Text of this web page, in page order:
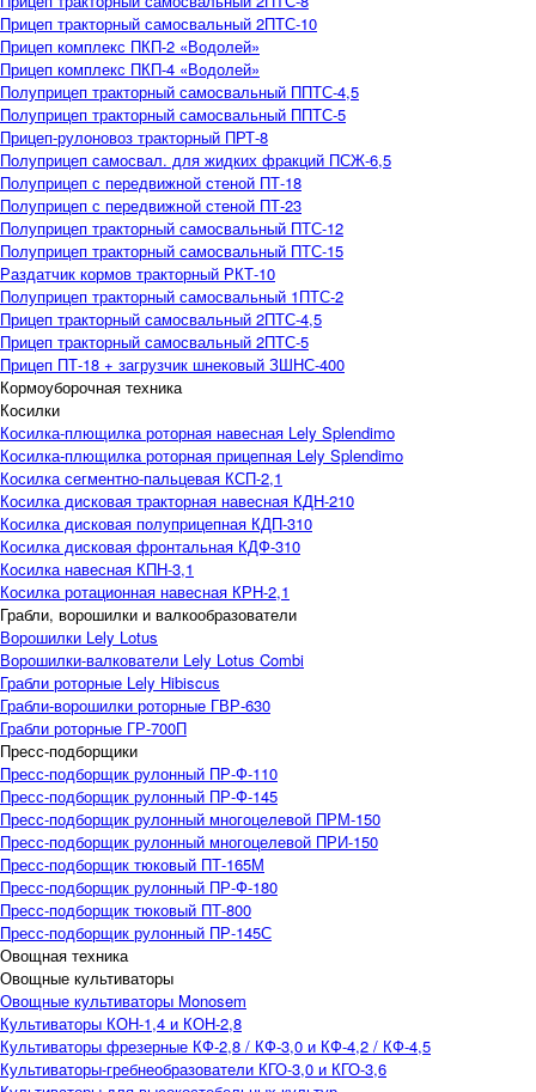
Прицеп тракторный самосвальный 2ПТС-10
Прицеп комплекс ПКП-2 «Водолей»
Прицеп комплекс ПКП-4 «Водолей»
Полуприцеп тракторный самосвальный ППТС-4,5
Полуприцеп тракторный самосвальный ППТС-5
Прицеп-рулоновоз тракторный ПРТ-8
Полуприцеп самосвал. для жидких фракций ПСЖ-6,5
Полуприцеп с передвижной стеной ПТ-18
Полуприцеп с передвижной стеной ПТ-23
Полуприцеп тракторный самосвальный ПТС-12
Полуприцеп тракторный самосвальный ПТС-15
Раздатчик кормов тракторный РКТ-10
Полуприцеп тракторный самосвальный 1ПТС-2
Прицеп тракторный самосвальный 2ПТС-4,5
Прицеп тракторный самосвальный 2ПТС-5
Прицеп ПТ-18 + загрузчик шнековый ЗШНС-400
Кормоуборочная техника
Косилки
Косилка-плющилка роторная навесная Lely Splendimo
Косилка-плющилка роторная прицепная Lely Splendimo
Косилка сегментно-пальцевая КСП-2,1
Косилка дисковая тракторная навесная КДН-210
Косилка дисковая полуприцепная КДП-310
Косилка дисковая фронтальная КДФ-310
Косилка навесная КПН-3,1
Косилка ротационная навесная КРН-2,1
Грабли, ворошилки и валкообразователи
Ворошилки Lely Lotus
Ворошилки-валкователи Lely Lotus Combi
Грабли роторные Lely Hibiscus
Грабли-ворошилки роторные ГВР-630
Грабли роторные ГР-700П
Пресс-подборщики
Пресс-подборщик рулонный ПР-Ф-110
Пресс-подборщик рулонный ПР-Ф-145
Пресс-подборщик рулонный многоцелевой ПРМ-150
Пресс-подборщик рулонный многоцелевой ПРИ-150
Пресс-подборщик тюковый ПТ-165М
Пресс-подборщик рулонный ПР-Ф-180
Пресс-подборщик тюковый ПТ-800
Пресс-подборщик рулонный ПР-145С
Овощная техника
Овощные культиваторы
Овощные культиваторы Monosem
Культиваторы КОН-1,4 и КОН-2,8
Культиваторы фрезерные КФ-2,8 / КФ-3,0 и КФ-4,2 / КФ-4,5
Культиваторы-гребнеобразователи КГО-3,0 и КГО-3,6